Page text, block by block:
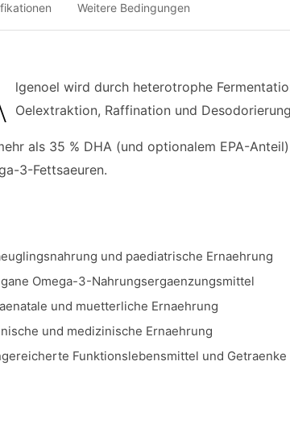
Weitere Bedingungen
lgenoel wird durch heterotrophe
Oelextraktion, Raffination und
als 35 % DHA (und optionalem EPA-
3-Fettsaeuren.
und paediatrische Ernaehrung
Omega-3-Nahrungsergaenzungsmittel
und muetterliche Ernaehrung
und medizinische Ernaehrung
Funktionslebensmittel und Getraenke